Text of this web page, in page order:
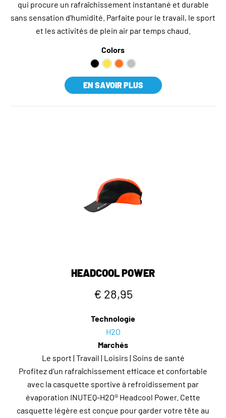
qui procure un rafraîchissement instantané et durable
sans sensation d'humidité. Parfaite pour le travail, le sport
et les activités de plein air par temps chaud.
Colors
EN SAVOIR PLUS
HEADCOOL POWER
€ 28,95
Technologie
H2O
Marchés
Le sport | Travail | Loisirs | Soins de santé
Profitez d’un rafraîchissement efficace et confortable
avec la casquette sportive à refroidissement par
évaporation INUTEQ-H2O® Headcool Power. Cette
casquette légère est conçue pour garder votre tête au